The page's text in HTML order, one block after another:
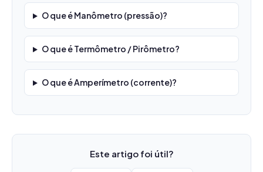
O que é Manômetro (pressão)?
O que é Termômetro / Pirômetro?
O que é Amperímetro (corrente)?
Este artigo foi útil?